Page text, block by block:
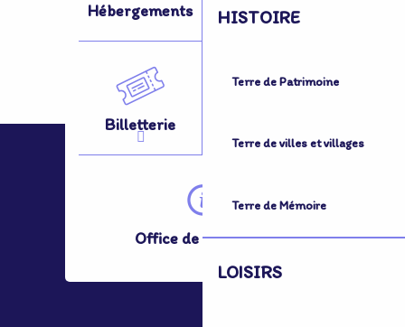
HISTOIRE
Terre de Patrimoine
Terre de villes et villages
Terre de Mémoire
LOISIRS
Hébergements Activités
Billetterie
Office de Tourisme